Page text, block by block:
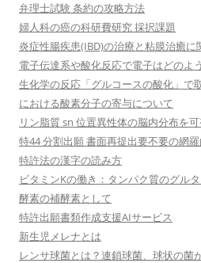
弁理士試験 条約の攻略方法
婦人科の癌の科研費研究 採択課題
炎症性腸疾患(IBD)の治療と粘膜治癒に
電子伝達系や酸化反応で電子はどのよ
生化学の反応「グルコースの酸化」で
における酸素分子の寄与について
リン脂質 sn 位置異性体の脳内分布を
特44 分割出願 書面再提出要不要の網
特許法の漢字の読み方
ビタミンKの働き：タンパク質のグル
酵素の補酵素として
特許出願書類作成支援AIサービス
新生児メレナとは
レンサ球菌とは？連鎖球菌、球状の菌